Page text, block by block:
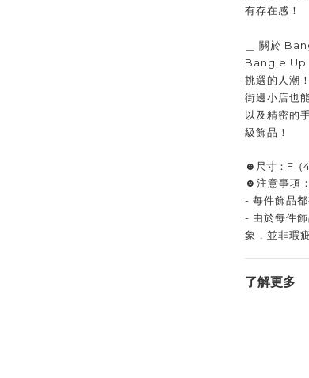
有存在感！
＿ 關於
Bangle Up
挑選的人潮
街邊小店也
以及精密的
級飾品！
☻尺寸：F（
☻注意事項：
- 每件飾品
- 由於每件
象，並非瑕
了解更多